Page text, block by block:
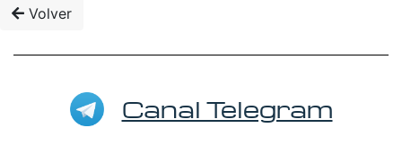
Volver
Canal Telegram